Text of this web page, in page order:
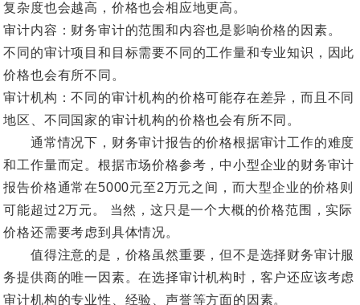
复杂度也会越高，价格也会相应地更高。
审计内容：财务审计的范围和内容也是影响价格的因素。
不同的审计项目和目标需要不同的工作量和专业知识，因此
价格也会有所不同。
审计机构：不同的审计机构的价格可能存在差异，而且不同
地区、不同国家的审计机构的价格也会有所不同。
通常情况下，财务审计报告的价格根据审计工作的难度
和工作量而定。根据市场价格参考，中小型企业的财务审计
报告价格通常在5000元至2万元之间，而大型企业的价格则
可能超过2万元。 当然，这只是一个大概的价格范围，实际
价格还需要考虑到具体情况。
值得注意的是，价格虽然重要，但不是选择财务审计服
务提供商的唯一因素。在选择审计机构时，客户还应该考虑
审计机构的专业性、经验、声誉等方面的因素。